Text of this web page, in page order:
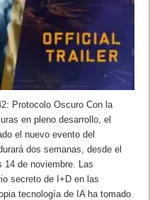
Protocolo Oscuro Con la
en pleno desarrollo, el
el nuevo evento del
dos semanas, desde el
14 de noviembre. Las
secreto de I+D en las
tecnología de IA ha tomado